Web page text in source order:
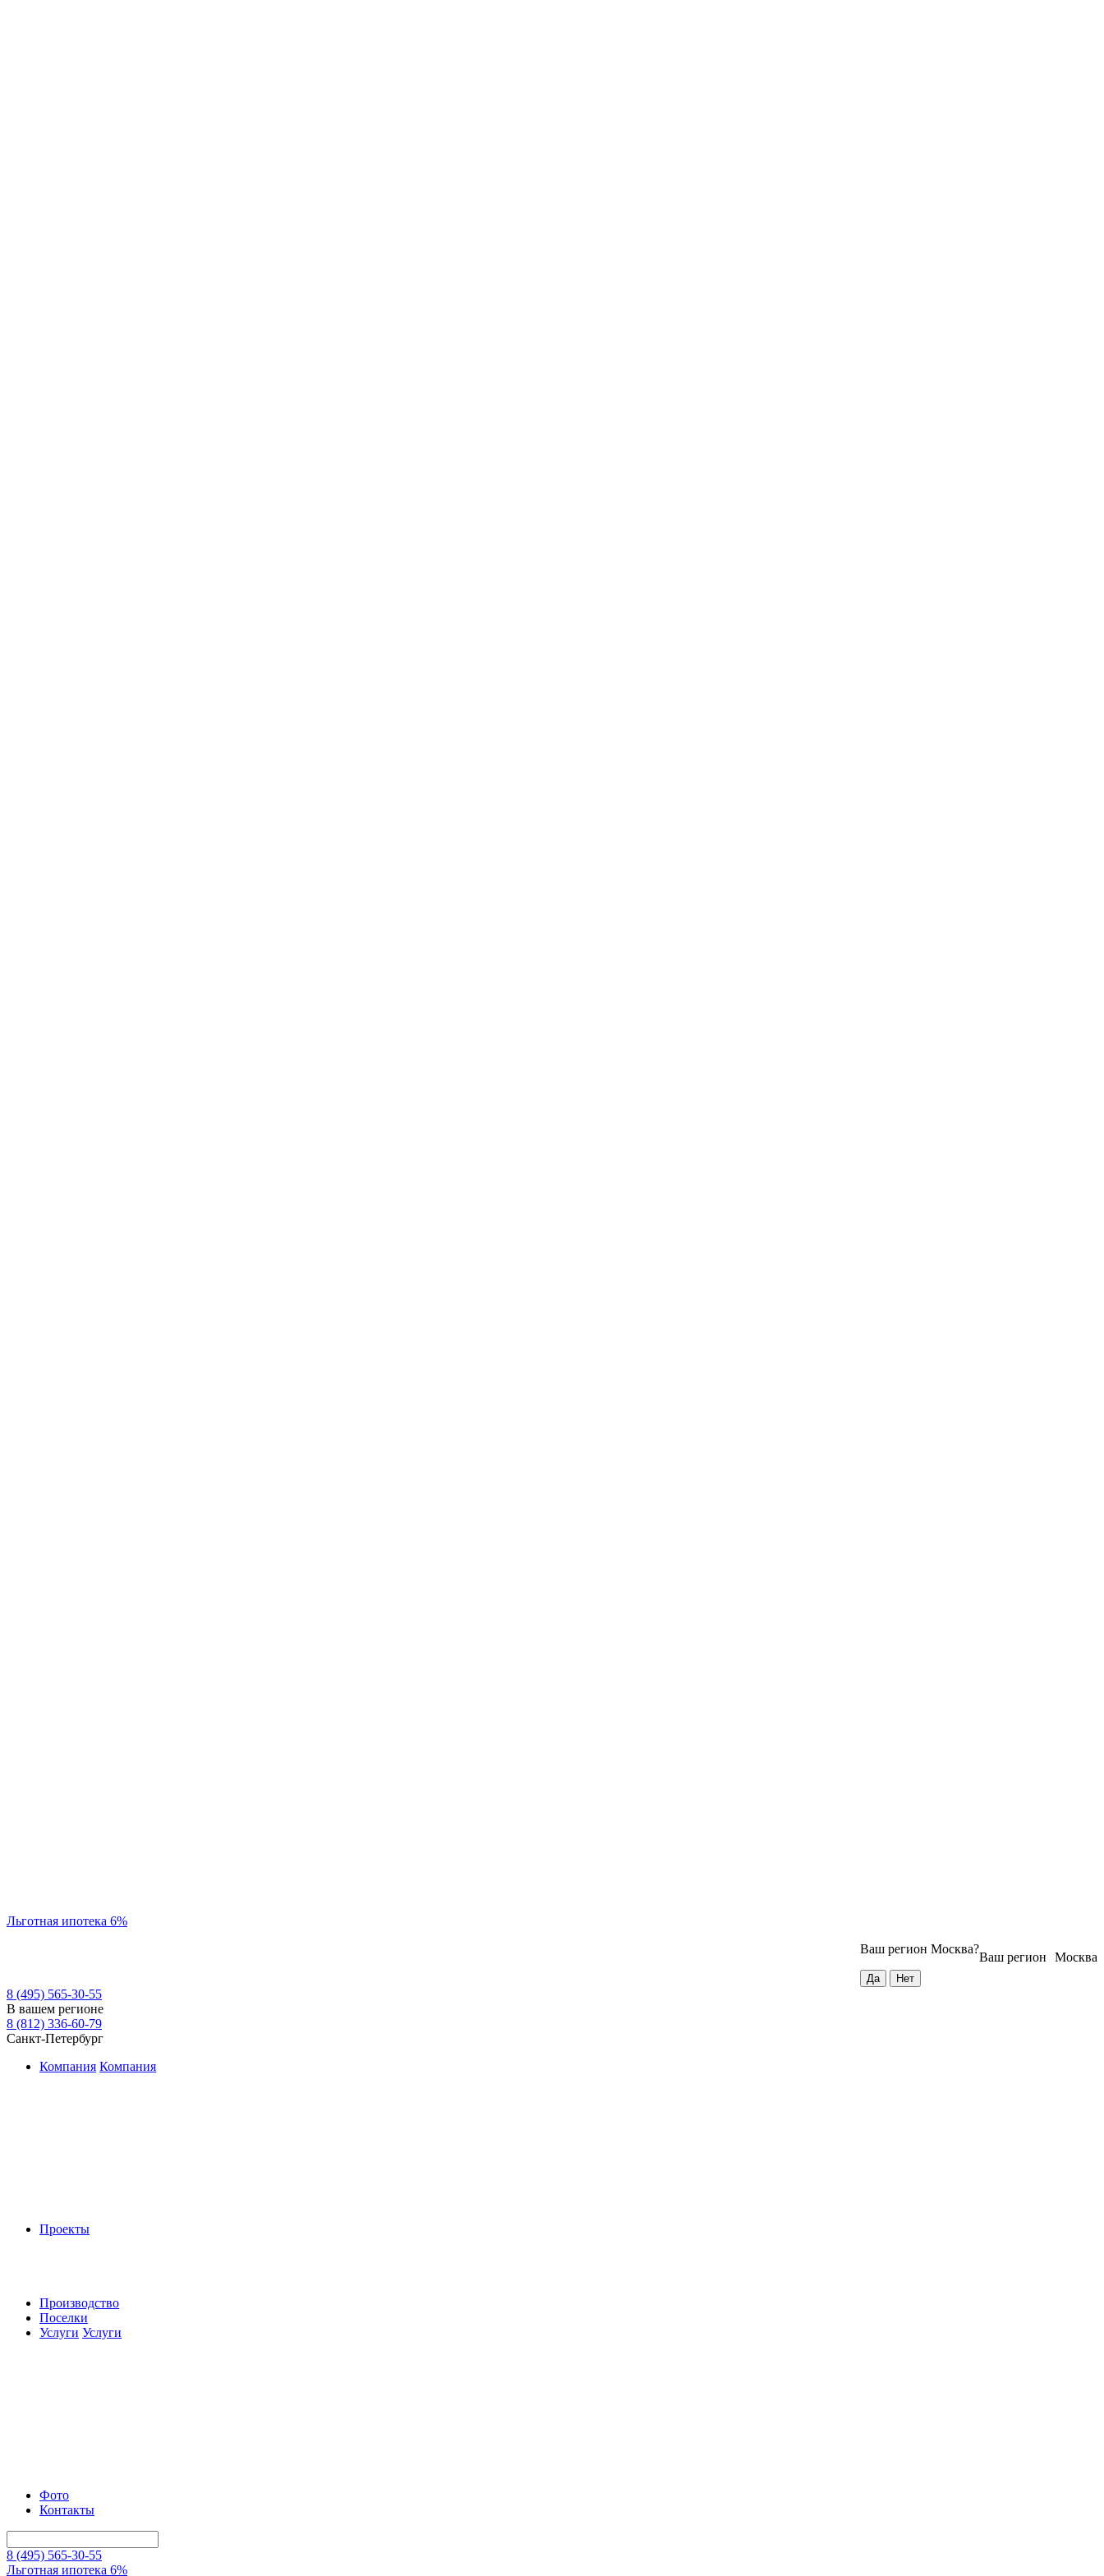
Льготная ипотека 6%
Москва
Ваш регион
Ваш регион Москва?
8 (495) 565-30-55
В вашем регионе
8 (812) 336-60-79
Санкт-Петербург
Компания Компания
Проекты
Производство
Поселки
Услуги Услуги
Фото
Контакты
8 (495) 565-30-55
Льготная ипотека 6%